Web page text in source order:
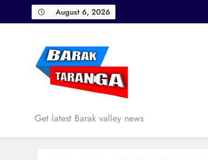
to
August 6, 2026
Barak Taranga
Get latest Barak valley news